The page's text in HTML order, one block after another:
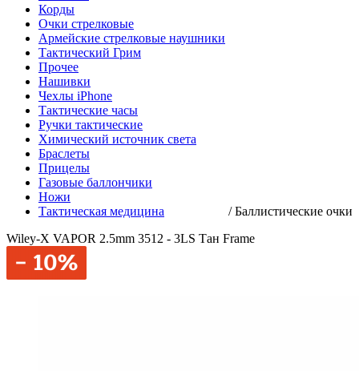
Корды
Очки стрелковые
Армейские стрелковые наушники
Тактический Грим
Прочее
Нашивки
Чехлы iPhone
Тактические часы
Ручки тактические
Химический источник света
Браслеты
Прицелы
Газовые баллончики
Ножи
Тактическая медицина
/Баллистические очки
Wiley-X VAPOR 2.5mm 3512 - 3LS Тан Frame